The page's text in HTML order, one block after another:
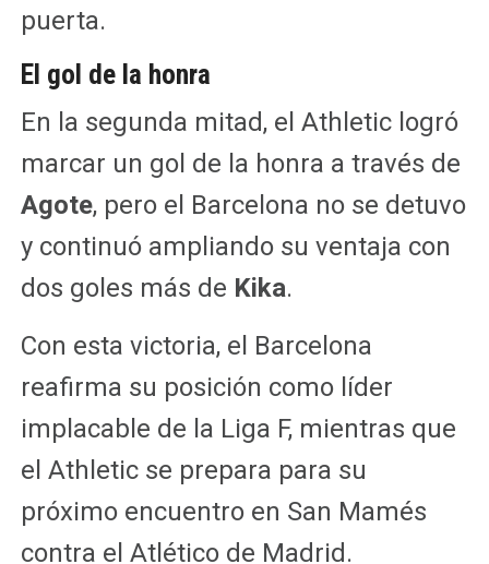
puerta.
El gol de la honra
En la segunda mitad, el Athletic logró
marcar un gol de la honra a través de
Agote, pero el Barcelona no se detuvo
y continuó ampliando su ventaja con
dos goles más de Kika.
Con esta victoria, el Barcelona
reafirma su posición como líder
implacable de la Liga F, mientras que
el Athletic se prepara para su
próximo encuentro en San Mamés
contra el Atlético de Madrid.